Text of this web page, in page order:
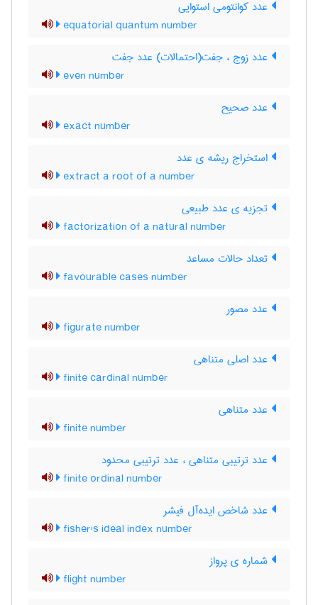
عدد کوانتومی استوایی
equatorial quantum number
عدد زوج ، جفت(احتمالات) عدد جفت
even number
عدد صحیح
exact number
استخراج ریشه ی عدد
extract a root of a number
تجزیه ی عدد طبیعی
factorization of a natural number
تعداد حالات مساعد
favourable cases number
عدد مصور
figurate number
عدد اصلی متناهی
finite cardinal number
عدد متناهی
finite number
عدد ترتیبی متناهی ، عدد ترتیبی محدود
finite ordinal number
عدد شاخص ایده‌آل فیشر
fisher's ideal index number
شماره ی پرواز
flight number